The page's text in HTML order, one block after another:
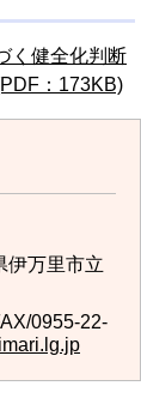
く健全化判断
：173KB)
伊万里市立
0955-22-